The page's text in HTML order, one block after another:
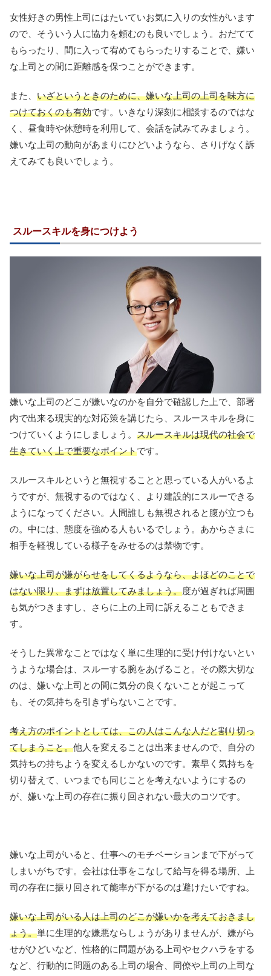
女性好きの男性上司にはたいていお気に入りの女性がいます
ので、そういう人に協力を頼むのも良いでしょう。おだてて
もらったり、間に入って宥めてもらったりすることで、嫌い
な上司との間に距離感を保つことができます。
また、 いざというときのために、嫌いな上司の上司を味方に
つけておくのも有効です。いきなり深刻に相談するのではな
く、昼食時や休憩時を利用して、会話を試みてみましょう。
嫌いな上司の動向があまりにひどいようなら、さりげなく訴
えてみても良いでしょう。
スルースキルを身につけよう
嫌いな上司のどこが嫌いなのかを自分で確認した上で、部署
内で出来る現実的な対応策を講じたら、スルースキルを身に
つけていくようにしましょう。 スルースキルは現代の社会で
生きていく上で重要なポイントです。
スルースキルというと無視することと思っている人がいるよ
うですが、無視するのではなく、より建設的にスルーできる
ようになってください。人間誰しも無視されると腹が立つも
の。中には、態度を強める人もいるでしょう。あからさまに
相手を軽視している様子をみせるのは禁物です。
嫌いな上司が嫌がらせをしてくるようなら、よほどのことで
はない限り、まずは放置してみましょう。度が過ぎれば周囲
も気がつきますし、さらに上の上司に訴えることもできま
す。
そうした異常なことではなく単に生理的に受け付けないとい
うような場合は、スルーする腕をあげること。その際大切な
のは、嫌いな上司との間に気分の良くないことが起こって
も、その気持ちを引きずらないことです。
考え方のポイントとしては、この人はこんな人だと割り切っ
てしまうこと。他人を変えることは出来ませんので、自分の
気持ちの持ちようを変えるしかないのです。素早く気持ちを
切り替えて、いつまでも同じことを考えないようにするの
が、嫌いな上司の存在に振り回されない最大のコツです。
嫌いな上司がいると、仕事へのモチベーションまで下がって
しまいがちです。会社は仕事をこなして給与を得る場所、上
司の存在に振り回されて能率が下がるのは避けたいですね。
嫌いな上司がいる人は上司のどこが嫌いかを考えておきまし
ょう。単に生理的な嫌悪ならしょうがありませんが、嫌がら
せがひどいなど、性格的に問題がある上司やセクハラをする
など、行動的に問題のある上司の場合、同僚や上司の上司な